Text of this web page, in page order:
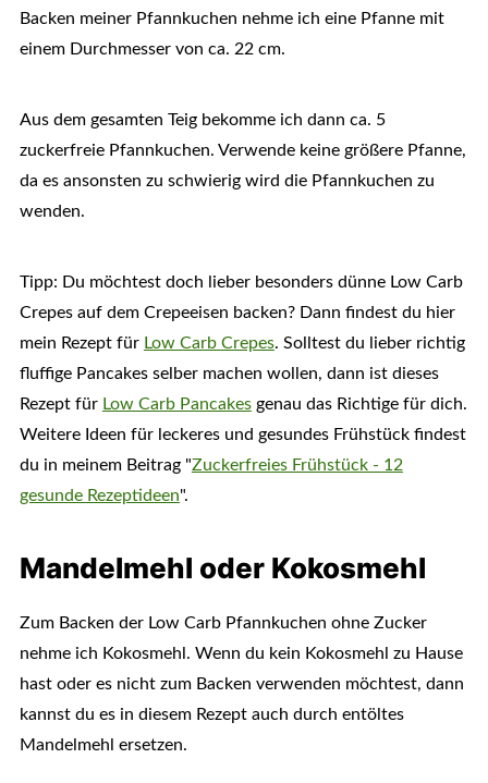
Backen meiner Pfannkuchen nehme ich eine Pfanne mit
einem Durchmesser von ca. 22 cm.
Aus dem gesamten Teig bekomme ich dann ca. 5
zuckerfreie Pfannkuchen. Verwende keine größere Pfanne,
da es ansonsten zu schwierig wird die Pfannkuchen zu
wenden.
Tipp: Du möchtest doch lieber besonders dünne Low Carb
Crepes auf dem Crepeeisen backen? Dann findest du hier
mein Rezept für Low Carb Crepes. Solltest du lieber richtig
fluffige Pancakes selber machen wollen, dann ist dieses
Rezept für Low Carb Pancakesgenau das Richtige für dich.
Weitere Ideen für leckeres und gesundes Frühstück findest
du in meinem Beitrag "Zuckerfreies Frühstück - 12
gesunde Rezeptideen".
Mandelmehl oder Kokosmehl
Zum Backen der Low Carb Pfannkuchen ohne Zucker
nehme ich Kokosmehl. Wenn du kein Kokosmehl zu Hause
hast oder es nicht zum Backen verwenden möchtest, dann
kannst du es in diesem Rezept auch durch entöltes
Mandelmehl ersetzen.